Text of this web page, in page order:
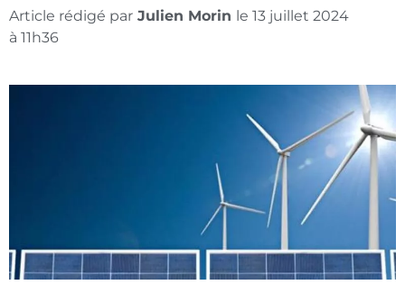
Article rédigé par Julien Morin le 13 juillet 2024
à 11h36